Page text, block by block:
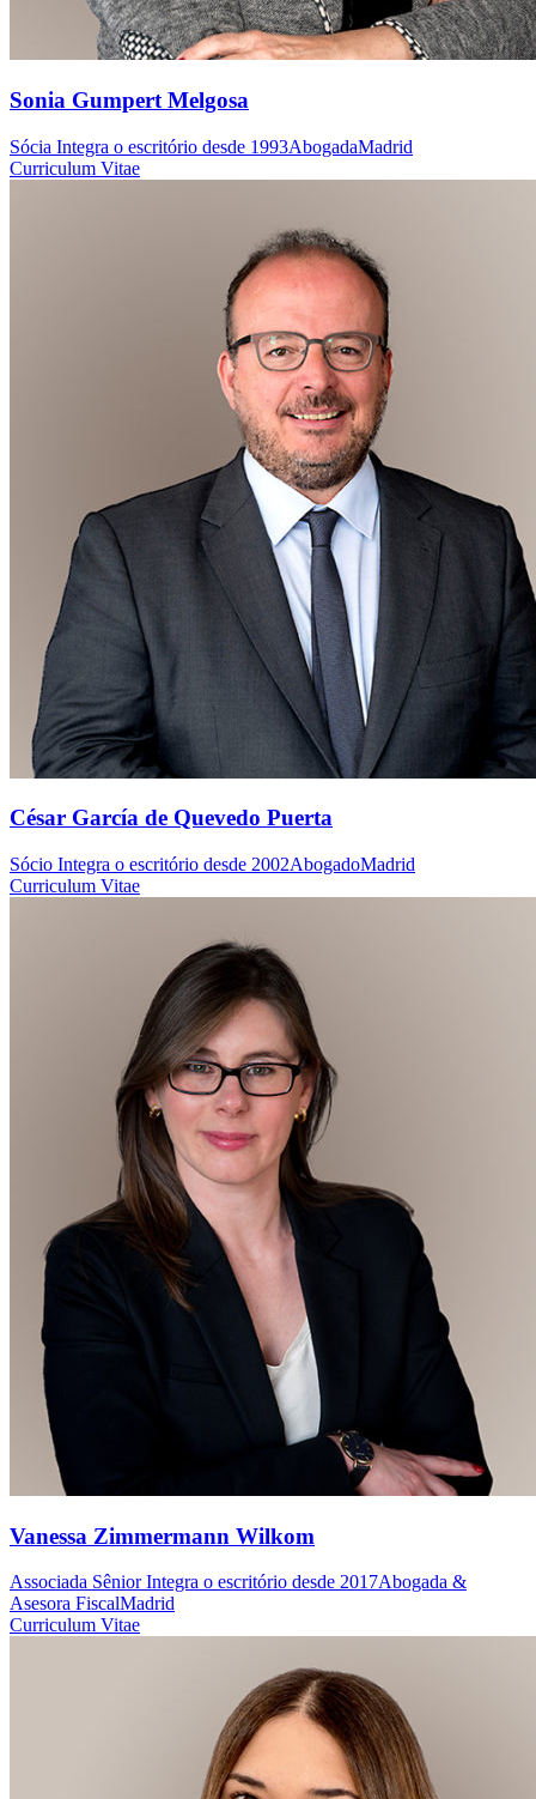
Sonia Gumpert Melgosa
Sócia Integra o escritório desde 1993AbogadaMadrid
Curriculum Vitae
César García de Quevedo Puerta
Sócio Integra o escritório desde 2002AbogadoMadrid
Curriculum Vitae
Vanessa Zimmermann Wilkom
Associada Sênior Integra o escritório desde 2017Abogada &
Asesora FiscalMadrid
Curriculum Vitae